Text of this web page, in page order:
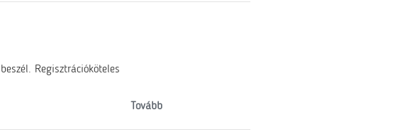
Regisztrációköteles
Tovább